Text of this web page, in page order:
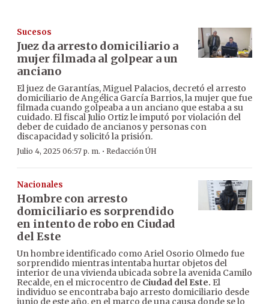
Sucesos
Juez da arresto domiciliario a
mujer filmada al golpear a un
anciano
El juez de Garantías, Miguel Palacios, decretó el arresto
domiciliario de Angélica García Barrios, la mujer que fue
filmada cuando golpeaba a un anciano que estaba a su
cuidado. El fiscal Julio Ortiz le imputó por violación del
deber de cuidado de ancianos y personas con
discapacidad y solicitó la prisión.
Julio 4, 2025 06:57 p. m. · Redacción ÚH
Nacionales
Hombre con arresto
domiciliario es sorprendido
en intento de robo en Ciudad
del Este
Un hombre identificado como Ariel Osorio Olmedo fue
sorprendido mientras intentaba hurtar objetos del
interior de una vivienda ubicada sobre la avenida Camilo
Recalde, en el microcentro de Ciudad del Este. El
individuo se encontraba bajo arresto domiciliario desde
junio de este año, en el marco de una causa donde se lo